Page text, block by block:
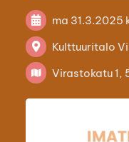
ma 31.3.2025
Kulttuuritalo
Virastokatu 1,